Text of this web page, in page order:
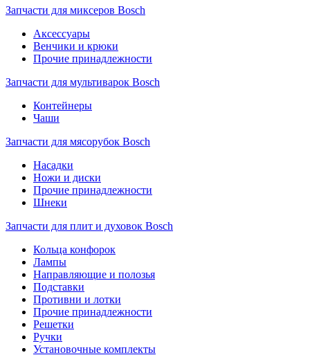
Запчасти для миксеров Bosch
Аксессуары
Венчики и крюки
Прочие принадлежности
Запчасти для мультиварок Bosch
Контейнеры
Чаши
Запчасти для мясорубок Bosch
Насадки
Ножи и диски
Прочие принадлежности
Шнеки
Запчасти для плит и духовок Bosch
Кольца конфорок
Лампы
Направляющие и полозья
Подставки
Противни и лотки
Прочие принадлежности
Решетки
Ручки
Установочные комплекты